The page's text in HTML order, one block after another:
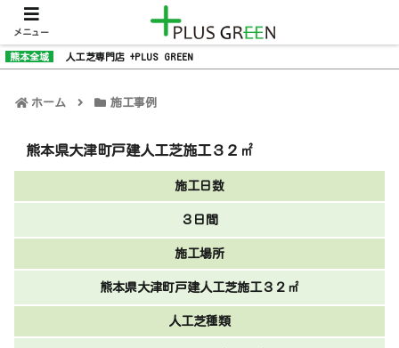
熊本全域 人工芝専門店 +PLUS GREEN
ホーム 施工事例
熊本県大津町戸建人工芝施工３２㎡
施工日数
３日間
施工場所
熊本県大津町戸建人工芝施工３２㎡
人工芝種類
メニュー